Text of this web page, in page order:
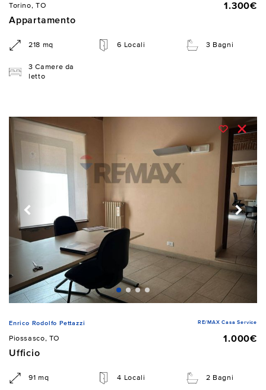
Torino, TO
1.300€
Appartamento
218 mq 6 Locali 3 Bagni
3 Camere da
letto
Enrico Rodolfo Pettazzi RE/MAX Casa Service
Piossasco, TO
1.000€
Ufficio
91 mq 4 Locali 2 Bagni